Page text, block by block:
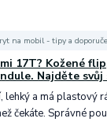
na mobil - tipy a
17T? Kožené
Najděte
lehký a má plastový
čekáte. Správné